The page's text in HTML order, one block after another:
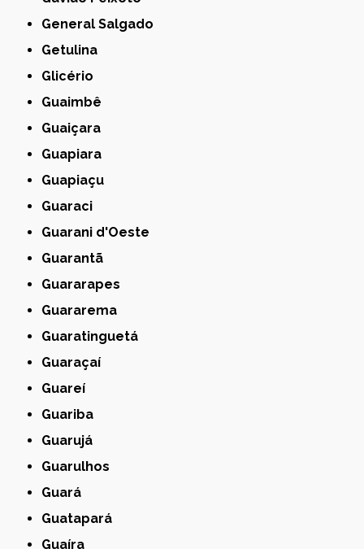
General Salgado
Getulina
Glicério
Guaimbê
Guaiçara
Guapiara
Guapiaçu
Guaraci
Guarani d'Oeste
Guarantã
Guararapes
Guararema
Guaratinguetá
Guaraçaí
Guareí
Guariba
Guarujá
Guarulhos
Guará
Guatapará
Guaíra